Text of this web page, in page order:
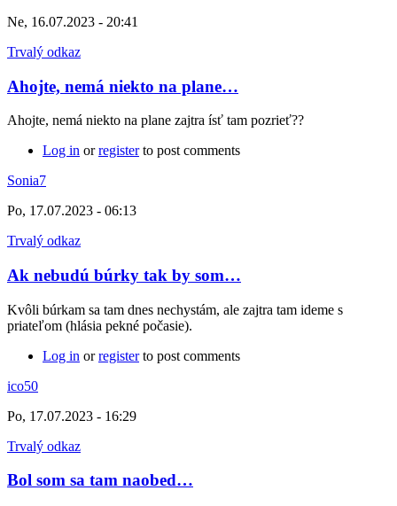
Ne, 16.07.2023 - 20:41
Trvalý odkaz
Ahojte, nemá niekto na plane…
Ahojte, nemá niekto na plane zajtra ísť tam pozrieť??
Log in orregisterto post comments
Sonia7
Po, 17.07.2023 - 06:13
Trvalý odkaz
Ak nebudú búrky tak by som…
Kvôli búrkam sa tam dnes nechystám, ale zajtra tam ideme s
priateľom (hlásia pekné počasie).
Log in orregisterto post comments
ico50
Po, 17.07.2023 - 16:29
Trvalý odkaz
Bol som sa tam naobed…